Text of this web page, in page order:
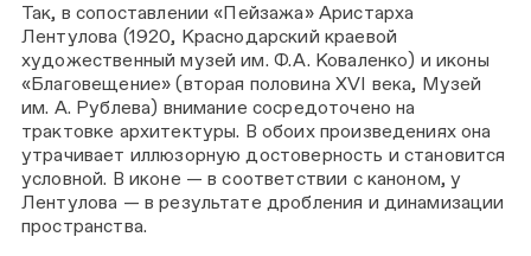
Так, в сопоставлении «Пейзажа» Аристарха
Лентулова (1920, Краснодарский краевой
художественный музей им. Ф. А. Коваленко) и иконы
«Благовещение» (вторая половина XVI века, Музей
им. А. Рублева) внимание сосредоточено на
трактовке архитектуры. В обоих произведениях она
утрачивает иллюзорную достоверность и становится
условной. В иконе — в соответствии с каноном, у
Лентулова — в результате дробления и динамизации
пространства.